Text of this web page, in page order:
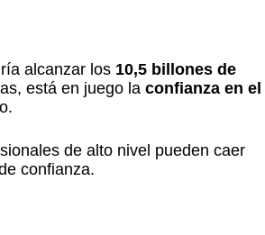
alcanzar los 10,5 billones de
está en juego laconfianza en el
de alto nivel pueden caer
confianza.